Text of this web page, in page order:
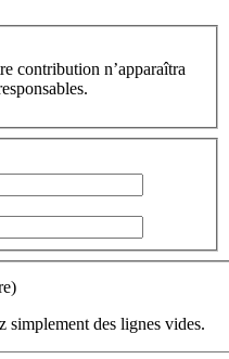
contribution n’apparaîtra
simplement des lignes vides.